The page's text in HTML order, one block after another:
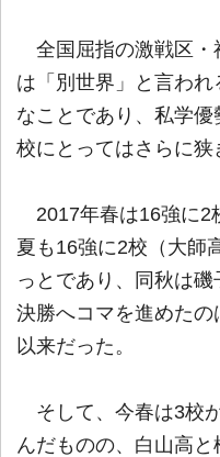
全国屈指の激戦区・
は「別世界」と言わ
なことであり、私学
校にとってはさらに狭
2017年春は16強に2
夏も16強に2校（大師
っとであり、同秋は
決勝へコマを進めた
以来だった。
そして、今春は3校
んだものの、白山高